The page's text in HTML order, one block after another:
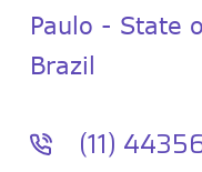
Paulo - State
Brazil
(11)